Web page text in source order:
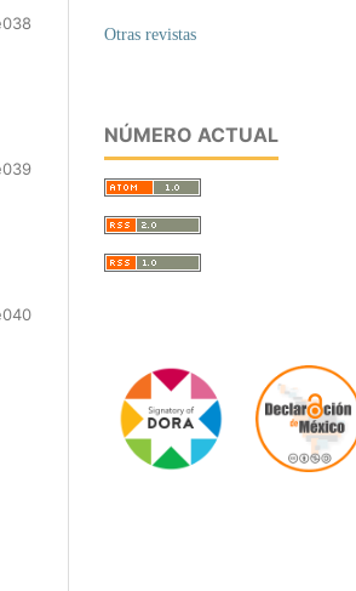
Otras revistas
NÚMERO ACTUAL